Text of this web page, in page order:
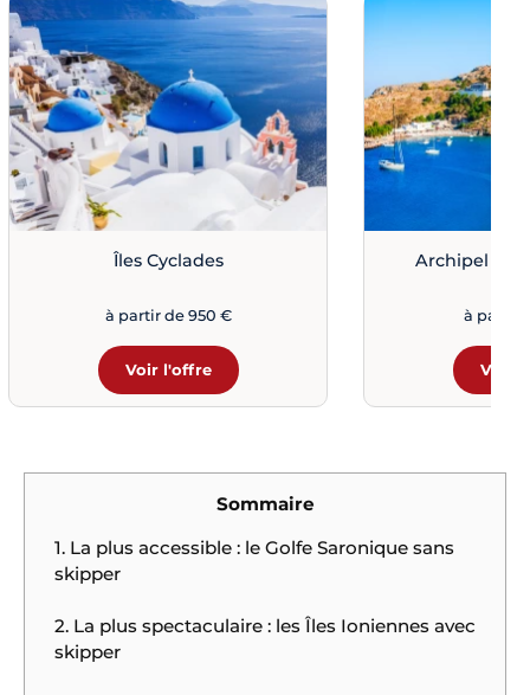
Îles Cyclades
à partir de 950 €
Voir l'offre
Archipel du
à partir
Voir
Sommaire
1. La plus accessible : le Golfe Saronique sans
skipper
2. La plus spectaculaire : les Îles Ioniennes avec
skipper